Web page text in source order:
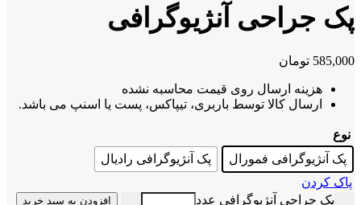
جراحی آنژیوگرافی
تومان
هزینه ارسال روی قیمت محاسبه نشده
ارسال کالا توسط باربری، تیپاکس، پست یا اسنپ می باشد.
آنژیوگرافی فمورال
پک آنژیوگرافی رادیال
کردن
پک جراحی آنژیوگرافی عدد
افزودن به سبد خرید